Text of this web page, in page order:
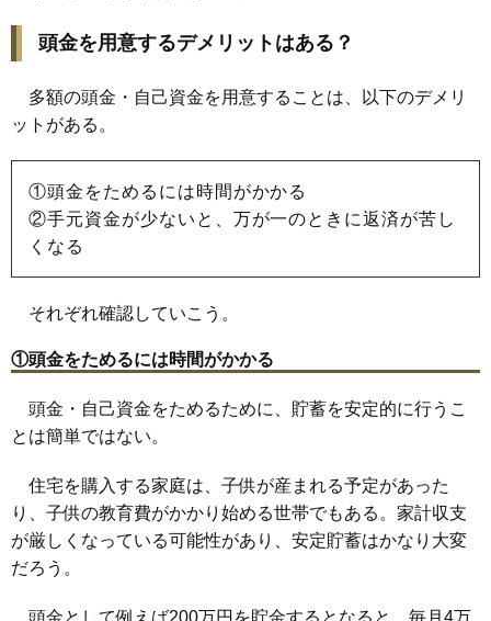
頭金を用意するデメリットはある？
多額の頭金・自己資金を用意することは、以下のデメリ
ットがある。
①頭金をためるには時間がかかる
②手元資金が少ないと、万が一のときに返済が苦し
くなる
それぞれ確認していこう。
①頭金をためるには時間がかかる
頭金・自己資金をためるために、貯蓄を安定的に行うこ
とは簡単ではない。
住宅を購入する家庭は、子供が産まれる予定があった
り、子供の教育費がかかり始める世帯でもある。家計収支
が厳しくなっている可能性があり、安定貯蓄はかなり大変
だろう。
頭金として例えば200万円を貯金するとなると、毎月4万